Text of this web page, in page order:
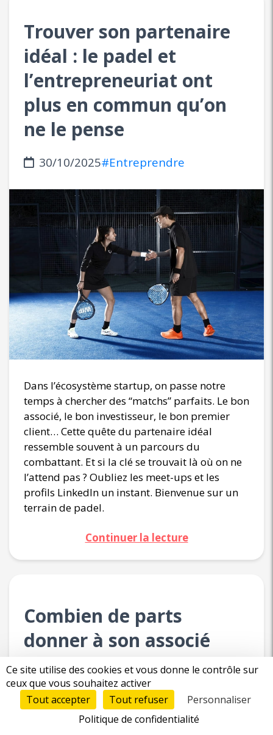
Trouver son partenaire
idéal : le padel et
l’entrepreneuriat ont
plus en commun qu’on
ne le pense
30/10/2025#Entreprendre
Dans l’écosystème startup, on passe notre
temps à chercher des “matchs” parfaits. Le bon
associé, le bon investisseur, le bon premier
client… Cette quête du partenaire idéal
ressemble souvent à un parcours du
combattant. Et si la clé se trouvait là où on ne
l’attend pas ? Oubliez les meet-ups et les
profils LinkedIn un instant. Bienvenue sur un
terrain de padel.
Continuer la lecture
Combien de parts
donner à son associé
développeur en 2025 ?
08/11/2024
#Entreprendre
#Juridique et
Financement
Ce site utilise des cookies et vous donne le contrôle sur
ceux que vous souhaitez activer
Tout accepter
Tout refuser
Personnaliser
Politique de confidentialité